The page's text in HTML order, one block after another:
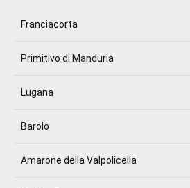
Franciacorta
Primitivo di Manduria
Lugana
Barolo
Amarone della Valpolicella